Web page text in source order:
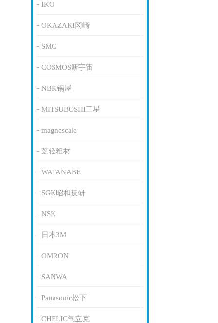
IKO
OKAZAKI冈崎
SMC
COSMOS新宇宙
NBK锅屋
MITSUBOSHI三星
magnescale
芝轻粗材
WATANABE
SGK昭和技研
NSK
日本3M
OMRON
SANWA
Panasonic松下
CHELIC气立克